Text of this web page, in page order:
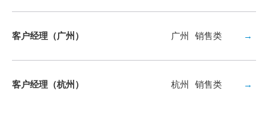
客户经理（广州） 广州 销售类 →
客户经理（杭州） 杭州 销售类 →